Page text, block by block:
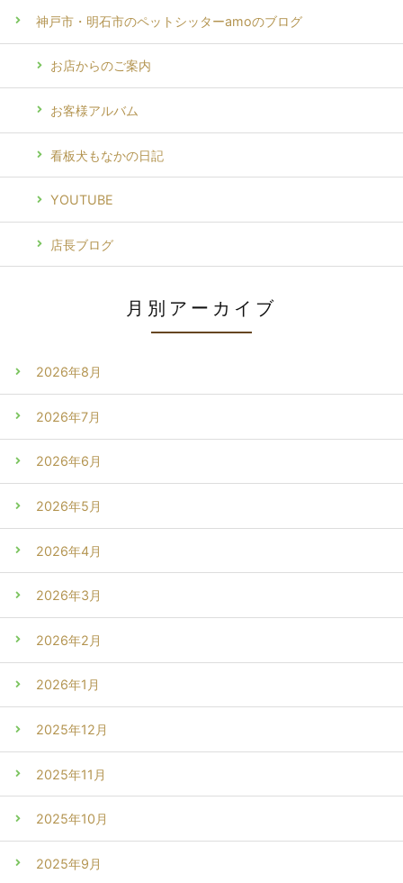
神戸市・明石市のペットシッターamoのブログ
お店からのご案内
お客様アルバム
看板犬もなかの日記
YOUTUBE
店長ブログ
月別アーカイブ
2026年8月
2026年7月
2026年6月
2026年5月
2026年4月
2026年3月
2026年2月
2026年1月
2025年12月
2025年11月
2025年10月
2025年9月